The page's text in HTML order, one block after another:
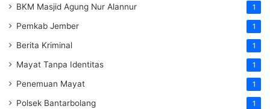
BKM Masjid Agung Nur Alannur 1
Pemkab Jember 1
Berita Kriminal 1
Mayat Tanpa Identitas 1
Penemuan Mayat 1
Polsek Bantarbolang 1